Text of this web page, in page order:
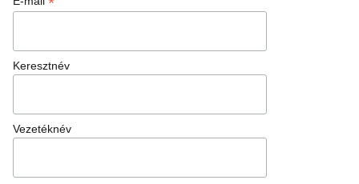
Keresztnév
Vezetéknév